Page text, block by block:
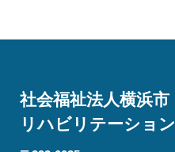
社会福祉法人横浜市
リハビリテーション